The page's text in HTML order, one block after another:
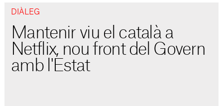
DIÀLEG
Mantenir viu el català a
Netflix, nou front del Govern
amb l'Estat